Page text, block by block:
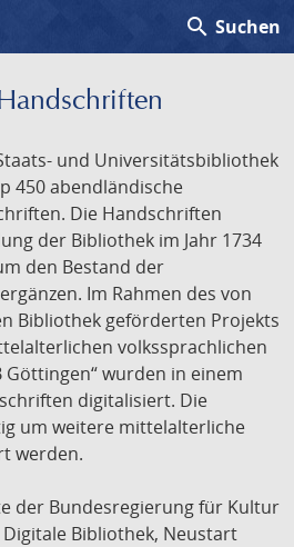
search Suchen
und Universitätsbibliothek
450 abendländische
Die Handschriften
der Bibliothek im Jahr 1734
den Bestand der
Im Rahmen des von
Bibliothek geförderten Projekts
volkssprachlichen
wurden in einem
digitalisiert. Die
um weitere mittelalterliche
werden.
der Bundesregierung für Kultur
Bibliothek, Neustart